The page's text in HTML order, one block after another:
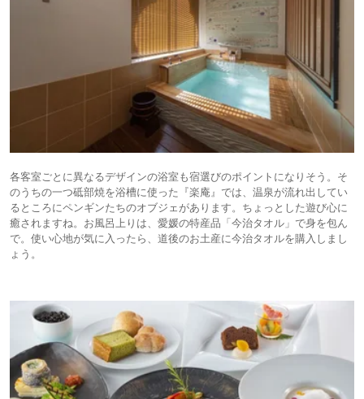
各客室ごとに異なるデザインの浴室も宿選びのポイントになりそう。そ
のうちの一つ砥部焼を浴槽に使った『楽庵』では、温泉が流れ出してい
るところにペンギンたちのオブジェがあります。ちょっとした遊び心に
癒されますね。お風呂上りは、愛媛の特産品「今治タオル」で身を包ん
で。使い心地が気に入ったら、道後のお土産に今治タオルを購入しまし
ょう。